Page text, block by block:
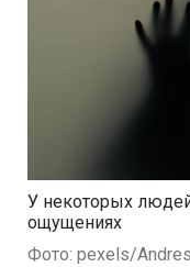
У некоторых людей
ощущениях
Фото: pexels/